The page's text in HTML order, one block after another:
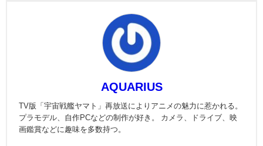
AQUARIUS
TV版「宇宙戦艦ヤマト」再放送によりアニメの魅力に惹かれる。
プラモデル、自作PCなどの制作が好き。 カメラ、ドライブ、映
画鑑賞などに趣味を多数持つ。